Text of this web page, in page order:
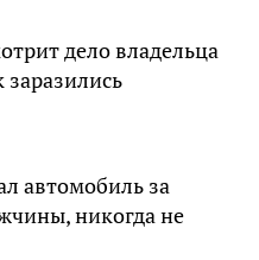
дело владельца
заразились
автомобиль за
никогда не